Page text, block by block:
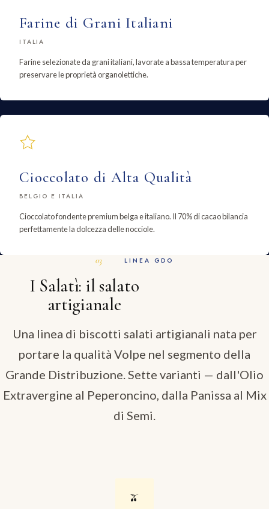
Farine di Grani Italiani
ITALIA
Farine selezionate da grani italiani, lavorate a bassa temperatura per
preservare le proprietà organolettiche.
Cioccolato di Alta Qualità
BELGIO E ITALIA
Cioccolato fondente premium belga e italiano. Il 70% di cacao bilancia
perfettamente la dolcezza delle nocciole.
LINEA GDO
I Salatì: il salato
artigianale
Una linea di biscotti salati artigianali nata per
portare la qualità Volpe nel segmento della
Grande Distribuzione. Sette varianti — dall'Olio
Extravergine al Peperoncino, dalla Panissa al Mix
di Semi.
🫒